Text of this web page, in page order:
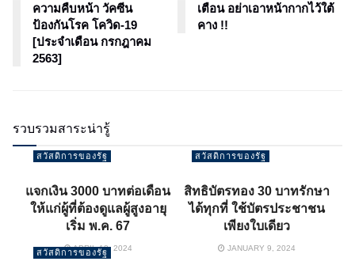
ความคืบหน้า วัคซีน
ป้องกันโรค โควิด-19
[ประจำเดือน กรกฎาคม
2563]
เตือน อย่าเอาหน้ากากไว้ใต้
คาง !!
รวบรวมสาระน่ารู้
สวัสดิการของรัฐ
แจกเงิน 3000 บาทต่อเดือน
ให้แก่ผู้ที่ต้องดูแลผู้สูงอายุ
เริ่ม พ.ค. 67
APRIL 18, 2024
สวัสดิการของรัฐ
สิทธิบัตรทอง 30 บาทรักษา
ได้ทุกที่ ใช้บัตรประชาชน
เพียงใบเดียว
JANUARY 9, 2024
สวัสดิการของรัฐ